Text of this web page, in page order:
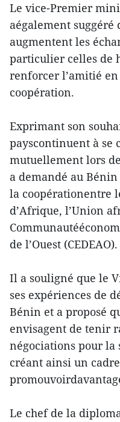
Le vice-Premier
aégalement suggéré
augmentent les
particulier celles de
renforcer l’amitié
coopération.
Exprimant son
payscontinuent à se
mutuellement lors
a demandé au
la coopérationentre
d’Afrique, l’Union
de l’Ouest (CEDEAO).
Il a souligné que le
ses expériences de
Bénin et a proposé
envisagent de tenir
négociations pour la
créant ainsi un
Le chef de la